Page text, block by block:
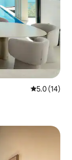
Calificación
5.0 (14)